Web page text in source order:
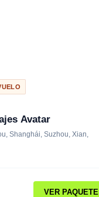
Avatar
Shanghái, Suzhou, Xian,
VER PAQUETE